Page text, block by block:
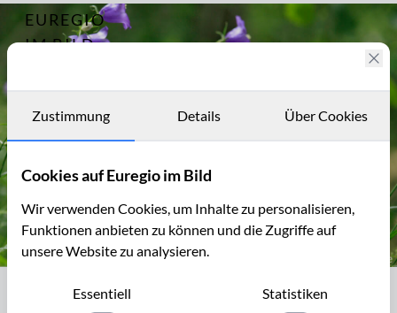
EUREGIO
IM BILD
Archiv
Kontakt
Archiv 9345
Pfirsichblättrige Glockenblume,
Zustimmung Details Über Cookies
Cookies auf Euregio im Bild
Wir verwenden Cookies, um Inhalte zu personalisieren,
Funktionen anbieten zu können und die Zugriffe auf
unsere Website zu analysieren.
Essentiell
Statistiken